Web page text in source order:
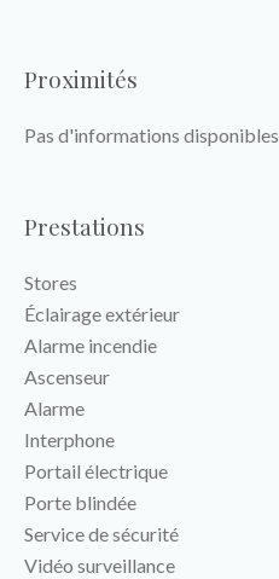
Proximités
Pas d'informations disponibles
Prestations
Stores
Éclairage extérieur
Alarme incendie
Ascenseur
Alarme
Interphone
Portail électrique
Porte blindée
Service de sécurité
Vidéo surveillance